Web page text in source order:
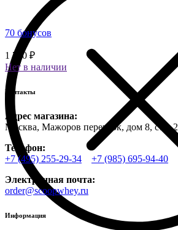
70 бонусов
1 750 ₽
Нет в наличии
Контакты
Адрес магазина:
Москва, Мажоров переулок, дом 8, стр. 2
Телефон:
+7 (495) 255-29-34
+7 (985) 695-94-40
Электронная почта:
order@scoopwhey.ru
Информация